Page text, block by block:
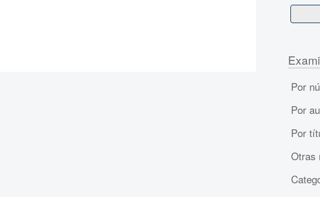
Por
Por
Por
Otras